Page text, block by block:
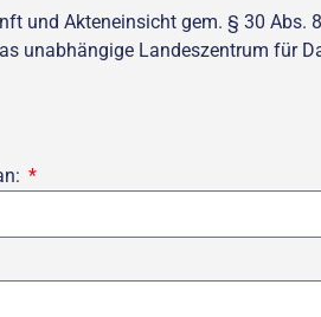
und Akteneinsicht gem. § 30 Abs.
unabhängige Landeszentrum für